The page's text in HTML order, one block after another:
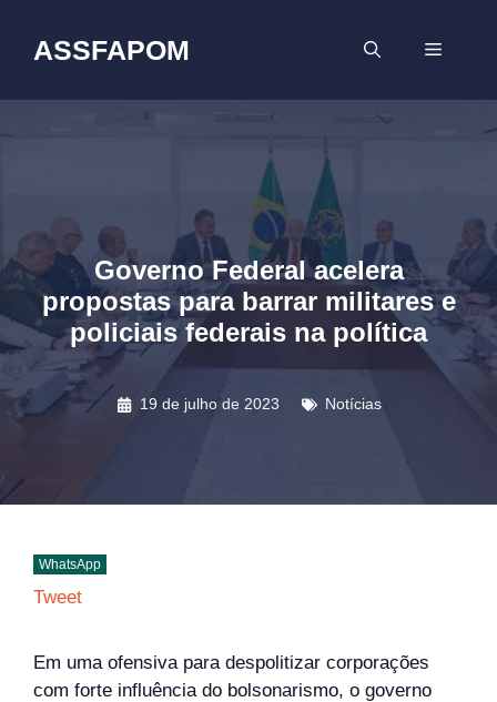
conteúdo
ASSFAPOM MENU
Governo Federal acelera
propostas para barrar militares e
policiais federais na política
19 de julho de 2023 Notícias
WhatsApp
Tweet
Em uma ofensiva para despolitizar corporações
com forte influência do bolsonarismo, o governo